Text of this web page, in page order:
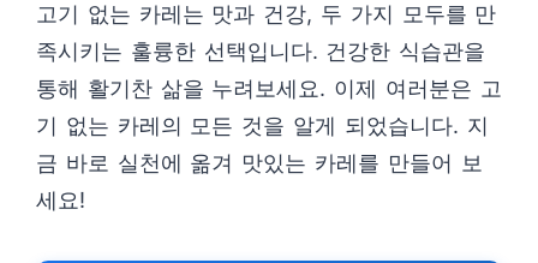
고기 없는 카레는 맛과 건강, 두 가지 모두를 만
족시키는 훌륭한 선택입니다. 건강한 식습관을
통해 활기찬 삶을 누려보세요. 이제 여러분은 고
기 없는 카레의 모든 것을 알게 되었습니다. 지
금 바로 실천에 옮겨 맛있는 카레를 만들어 보
세요!